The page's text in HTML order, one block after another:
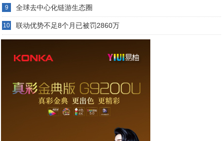
9 全球去中心化链游生态圈
10 联动优势不足8个月已被罚2860万